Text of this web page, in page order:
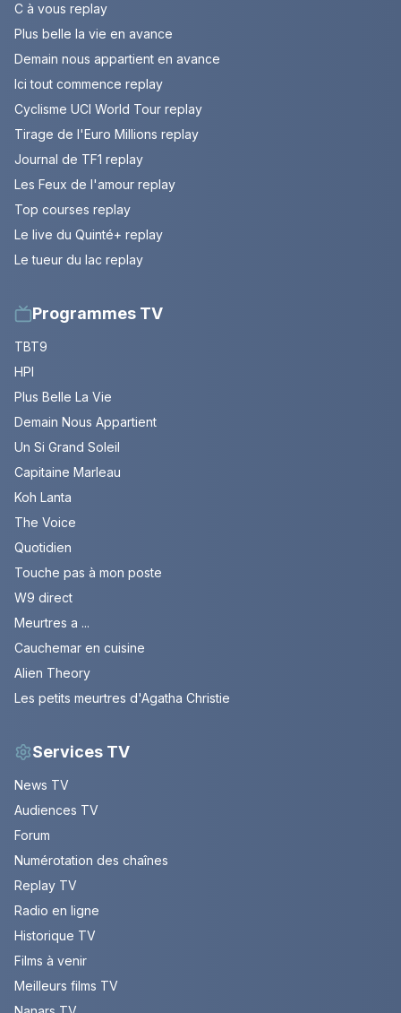
C à vous replay
Plus belle la vie en avance
Demain nous appartient en avance
Ici tout commence replay
Cyclisme UCI World Tour replay
Tirage de l'Euro Millions replay
Journal de TF1 replay
Les Feux de l'amour replay
Top courses replay
Le live du Quinté+ replay
Le tueur du lac replay
Programmes TV
TBT9
HPI
Plus Belle La Vie
Demain Nous Appartient
Un Si Grand Soleil
Capitaine Marleau
Koh Lanta
The Voice
Quotidien
Touche pas à mon poste
W9 direct
Meurtres a ...
Cauchemar en cuisine
Alien Theory
Les petits meurtres d'Agatha Christie
Services TV
News TV
Audiences TV
Forum
Numérotation des chaînes
Replay TV
Radio en ligne
Historique TV
Films à venir
Meilleurs films TV